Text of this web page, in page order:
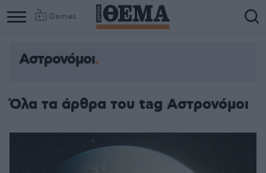
Games
Αστρονόμοι
Όλα τα άρθρα του tag Αστρονόμοι